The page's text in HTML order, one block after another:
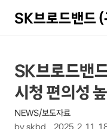
SK브로드밴드 (
상
세
컨
텐
본
문
제
목
SK브로드밴
시청 편의성
NEWS/보도자료
by skbd 2025. 2. 11.